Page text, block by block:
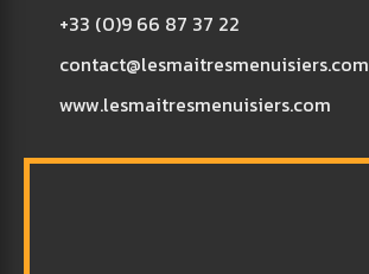
+33 (0)9 66 87 37 22
contact@lesmaitresmenuisiers.com
www.lesmaitresmenuisiers.com